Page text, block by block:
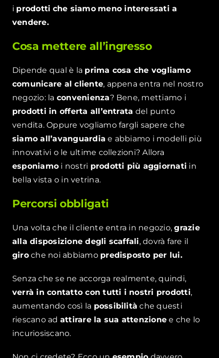
i prodotti che siamo meno interessati a
vendere.
Cosa mettere all’ingresso
Dipende qual è la prima cosa che vogliamo
comunicare al cliente, appena entra nel nostro
negozio: la convenienza? Bene, mettiamo i
prodotti in offerta all’entrata del punto
vendita. Oppure vogliamo fargli sapere che
siamo all’avanguardia e abbiamo i modelli più
innovativi o le ultime collezioni? Allora
esponiamo i nostri prodotti più aggiornati in
bella vista o in vetrina.
Percorsi obbligati
Una volta che il cliente entra in negozio,grazie
alla disposizione degli scaffali, dovrà fare il
giroche noi abbiamo predisposto per lui.
Senza che se ne accorga realmente, quindi,
verrà in contatto con tutti i nostri prodotti,
aumentando così la possibilità che questi
riescano ad attirare la sua attenzione e che lo
incuriosiscano.